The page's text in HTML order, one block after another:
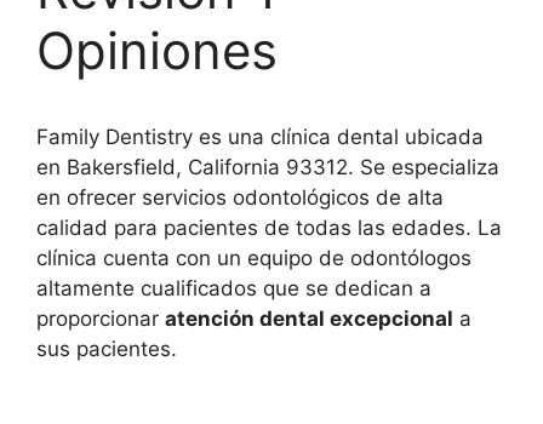
Opiniones
Family Dentistry es una clínica dental ubicada
en Bakersfield, California 93312. Se especializa
en ofrecer servicios odontológicos de alta
calidad para pacientes de todas las edades. La
clínica cuenta con un equipo de odontólogos
altamente cualificados que se dedican a
proporcionar atención dental excepcional a
sus pacientes.